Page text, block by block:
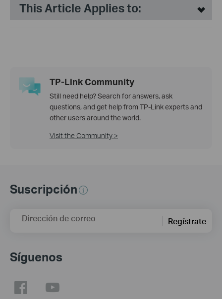
This Article Applies to:
TP-Link Community
Still need help? Search for answers, ask
questions, and get help from TP-Link experts and
other users around the world.
Visit the Community >
Suscripción
Dirección de correo Regístrate
Síguenos